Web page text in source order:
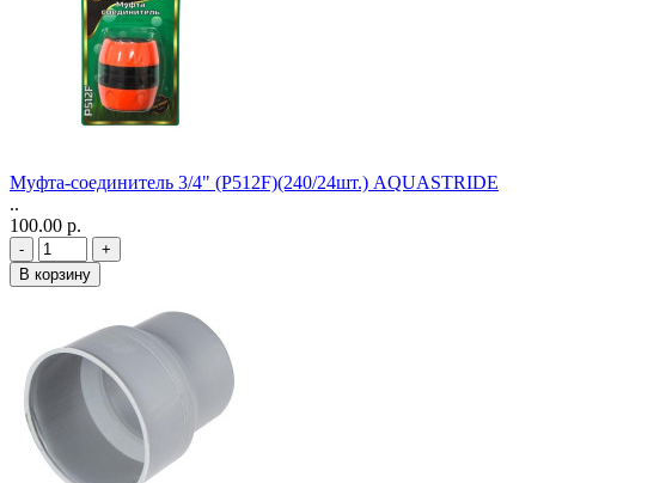
Муфта-соединитель 3/4" (P512F)(240/24шт.) AQUASTRIDE
..
100.00 р.
-
+
В корзину